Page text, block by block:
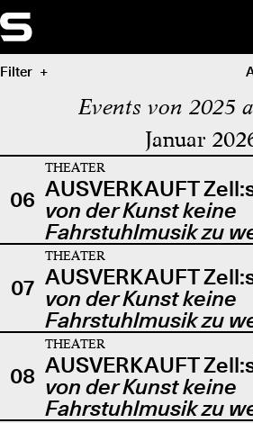
Filter
Events von 2025
Januar
06
THEATER
AUSVERKAUFT
von der Kunst keine
Fahrstuhlmusik zu
07
THEATER
AUSVERKAUFT
von der Kunst keine
Fahrstuhlmusik zu
08
THEATER
AUSVERKAUFT
von der Kunst keine
Fahrstuhlmusik zu